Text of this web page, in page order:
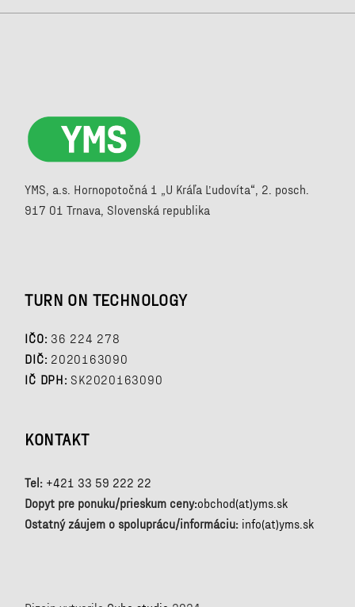
YMS, a.s. Hornopotočná 1 „U Kráľa Ľudovíta“, 2. posch.
917 01 Trnava, Slovenská republika
TURN ON TECHNOLOGY
IČO: 36 224 278
DIČ: 2020163090
IČ DPH: SK2020163090
KONTAKT
Tel: +421 33 59 222 22
Dopyt pre ponuku/prieskum ceny:obchod(at)yms.sk
Ostatný záujem o spoluprácu/informáciu: info(at)yms.sk